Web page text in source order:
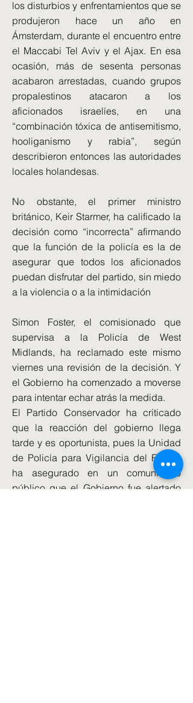
los disturbios y enfrentamientos que se
produjeron hace un año en
Ámsterdam, durante el encuentro entre
el Maccabi Tel Aviv y el Ajax. En esa
ocasión, más de sesenta personas
acabaron arrestadas, cuando grupos
propalestinos atacaron a los
aficionados israelíes, en una
“combinación tóxica de antisemitismo,
hooliganismo y rabia”, según
describieron entonces las autoridades
locales holandesas.
No obstante, el primer ministro
británico, Keir Starmer, ha calificado la
decisión como “incorrecta” afirmando
que la función de la policía es la de
asegurar que todos los aficionados
puedan disfrutar del partido, sin miedo
a la violencia o a la intimidación
Simon Foster, el comisionado que
supervisa a la Policía de West
Midlands, ha reclamado este mismo
viernes una revisión de la decisión. Y
el Gobierno ha comenzado a moverse
para intentar echar atrás la medida.
El Partido Conservador ha criticado
que la reacción del gobierno llega
tarde y es oportunista, pues la Unidad
de Policía para Vigilancia del Fútbol,
ha asegurado en un comunicado
público que el Gobierno fue alertado